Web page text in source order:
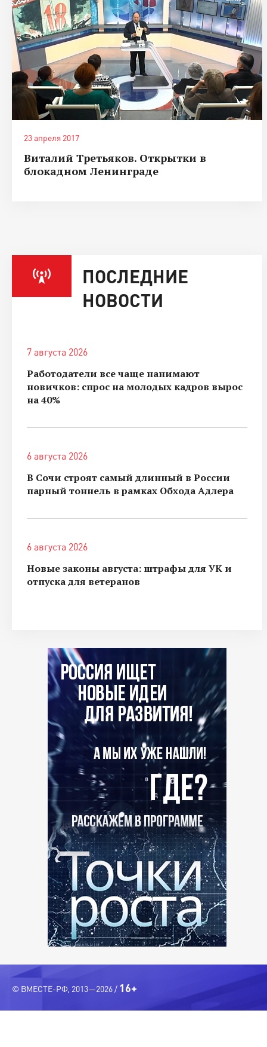
23 апреля 2017
Виталий Третьяков. Открытки в
блокадном Ленинграде
ПОСЛЕДНИЕ
НОВОСТИ
7 августа 2026
Работодатели все чаще нанимают
новичков: спрос на молодых кадров вырос
на 40%
6 августа 2026
В Сочи строят самый длинный в России
парный тоннель в рамках Обхода Адлера
6 августа 2026
Новые законы августа: штрафы для УК и
отпуска для ветеранов
© ВМЕСТЕ-РФ, 2013—2026 / 16+